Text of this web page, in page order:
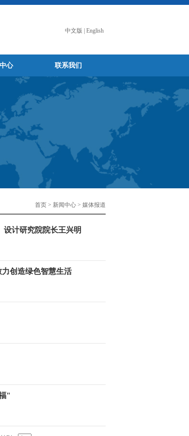
中文版 English
心 联系我们
首页 > 新闻中心 > 媒体报道
计研究院院长王兴明
创造绿色智慧生活
"